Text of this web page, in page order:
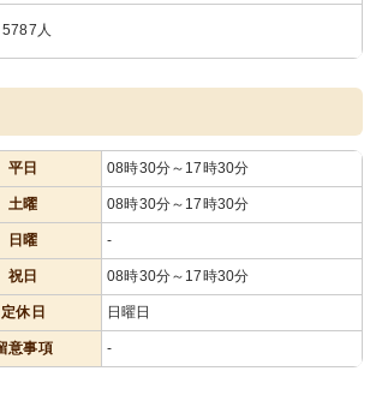
5787人
平日 08時30分～17時30分
土曜 08時30分～17時30分
日曜 -
祝日 08時30分～17時30分
定休日 日曜日
意事項 -